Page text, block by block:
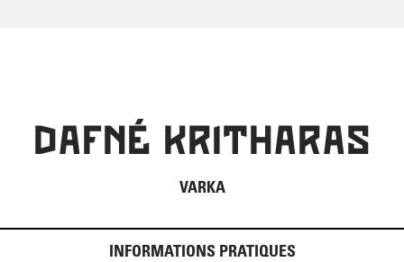
DAFNÉ KRITHARAS
VARKA
INFORMATIONS PRATIQUES